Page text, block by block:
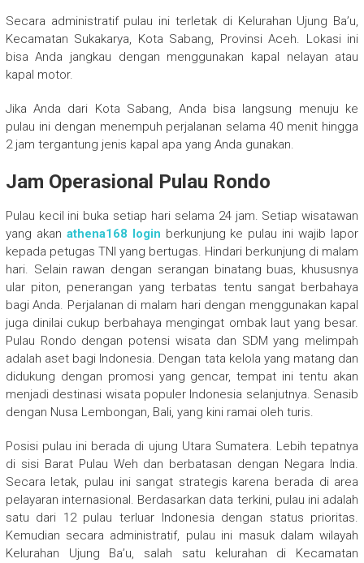
Secara administratif pulau ini terletak di Kelurahan Ujung Ba’u,
Kecamatan Sukakarya, Kota Sabang, Provinsi Aceh. Lokasi ini
bisa Anda jangkau dengan menggunakan kapal nelayan atau
kapal motor.
Jika Anda dari Kota Sabang, Anda bisa langsung menuju ke
pulau ini dengan menempuh perjalanan selama 40 menit hingga
2 jam tergantung jenis kapal apa yang Anda gunakan.
Jam Operasional Pulau Rondo
Pulau kecil ini buka setiap hari selama 24 jam. Setiap wisatawan
yang akan athena168 login berkunjung ke pulau ini wajib lapor
kepada petugas TNI yang bertugas. Hindari berkunjung di malam
hari. Selain rawan dengan serangan binatang buas, khususnya
ular piton, penerangan yang terbatas tentu sangat berbahaya
bagi Anda. Perjalanan di malam hari dengan menggunakan kapal
juga dinilai cukup berbahaya mengingat ombak laut yang besar.
Pulau Rondo dengan potensi wisata dan SDM yang melimpah
adalah aset bagi Indonesia. Dengan tata kelola yang matang dan
didukung dengan promosi yang gencar, tempat ini tentu akan
menjadi destinasi wisata populer Indonesia selanjutnya. Senasib
dengan Nusa Lembongan, Bali, yang kini ramai oleh turis.
Posisi pulau ini berada di ujung Utara Sumatera. Lebih tepatnya
di sisi Barat Pulau Weh dan berbatasan dengan Negara India.
Secara letak, pulau ini sangat strategis karena berada di area
pelayaran internasional. Berdasarkan data terkini, pulau ini adalah
satu dari 12 pulau terluar Indonesia dengan status prioritas.
Kemudian secara administratif, pulau ini masuk dalam wilayah
Kelurahan Ujung Ba’u, salah satu kelurahan di Kecamatan